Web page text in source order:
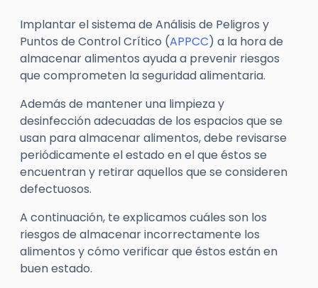
Implantar el sistema de Análisis de Peligros y
Puntos de Control Crítico (APPCC) a la hora de
almacenar alimentos ayuda a prevenir riesgos
que comprometen la seguridad alimentaria.
Además de mantener una limpieza y
desinfección adecuadas de los espacios que se
usan para almacenar alimentos, debe revisarse
periódicamente el estado en el que éstos se
encuentran y retirar aquellos que se consideren
defectuosos.
A continuación, te explicamos cuáles son los
riesgos de almacenar incorrectamente los
alimentos y cómo verificar que éstos están en
buen estado.